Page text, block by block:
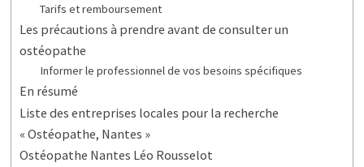
Tarifs et remboursement
Les précautions à prendre avant de consulter un
ostéopathe
Informer le professionnel de vos besoins spécifiques
En résumé
Liste des entreprises locales pour la recherche
« Ostéopathe, Nantes »
Ostéopathe Nantes Léo Rousselot